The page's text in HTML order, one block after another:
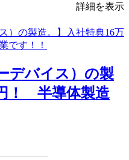
詳細を表示
デバイス）の製
！ 半導体製造